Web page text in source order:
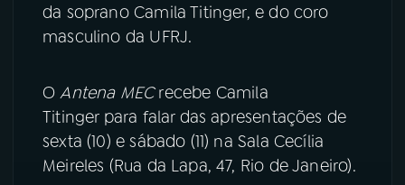
YouTube Facebook
TikTok
da soprano Camila Titinger, e do coro
masculino da UFRJ.
OAntena MECrecebe Camila
Titinger para falar das apresentações de
sexta (10) e sábado (11) na Sala Cecília
Meireles (Rua da Lapa, 47, Rio de Janeiro).